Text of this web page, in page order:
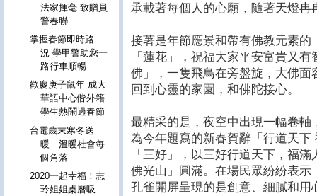
承載著每個人的心願，隨著天燈冉
接著是年節應景和帶有佛教元素
「蓮花」，祝福大家平安富貴又
佛」，一隻飛鳥在旁盤旋，大佛
回到心靈的家園，和佛陀接心。
最精采的是，夜空中出現一幅卷
為今年題寫的新春賀辭「行道天
「三好」，以三好行道天下，福
佛光山」圓滿。在場民眾紛紛表
孔雀開屏呈現的是創意、細膩和用
法家揮毫 致贈員
警春聯
掌握春節即時路
況 學甲警助您一
路行車順暢
歡慶庚子鼠年 成大
華語中心偕外籍
學生熱鬧過春節
台電歲末寒冬送
暖 溫暖社會每
個角落
2020一起幸福！志
玲姐姐桌曆吸